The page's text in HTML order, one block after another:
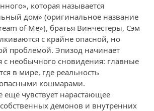
которая называется
дом» (оригинальное название
of Me»), братья Винчестеры, Сэм
с крайне опасной, но
проблемой. Эпизод начинает
с необычного сновидения: главные
в мире, где реальность
опасными кошмарами.
ещё чувствует нарастающее
демонов и внутренних